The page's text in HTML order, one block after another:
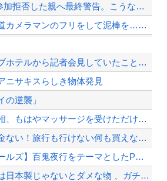
PTA会長「PTA参加拒否した親へ最終警告。こうなってもいい？」
「自衛隊員や報道カメラマンのフリをして泥棒を…」500万円分の預金通帳を盗まれた...
【やばいケーキ】葛葉から叶へ贈るクセ強バースデーソング：甘いよりは美味いヤヴァイ...
【配信者】「金バエ」のSNS更新が1週間途絶え、様々な憶測が飛び交う。1週間ぶり...
【緊急速報】NYで警官が黒人男性の首を絞め、暴動第二波不可避へ
秋田県職員、ラブホテルから記者会見していたことが発覚（※画像・動画あり）
ニサキスらしき物体発見
の逆襲」
【悲報】高市首相、もはやマッサージを受けただけで叩かれてしまう
最近の若者はお金ない！旅行も行けない何も買えない！←言うほどか？
【シンデレラガールズ】百鬼夜行をテーマとしたPOP UP SHOPが東京・大阪に...
マジでこれだけは日本製じゃないとダメな物 、ガチで何がある？